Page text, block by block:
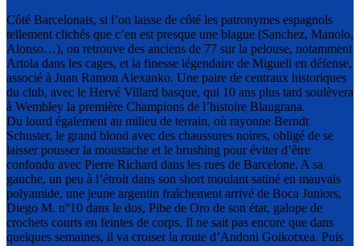
Côté Barcelonais, si l’on laisse de côté les patronymes espagnols
tellement clichés que c’en est presque une blague (Sanchez, Manolo,
Alonso…), on retrouve des anciens de 77 sur la pelouse, notamment
Artola dans les cages, et la finesse légendaire de Migueli en défense,
associé à Juan Ramon Alexanko. Une paire de centraux historiques
du club, avec le Hervé Villard basque, qui 10 ans plus tard soulèvera
à Wembley la première Champions de l’histoire Blaugrana.
Du lourd également au milieu de terrain, où rayonne Berndt
Schuster, le grand blond avec des chaussures noires, obligé de se
laisser pousser la moustache et le brushing pour éviter d’être
confondu avec Pierre Richard dans les rues de Barcelone. A sa
gauche, un peu à l’étroit dans son short moulant satiné en mauvais
polyamide, une jeune argentin fraîchement arrivé de Boca Juniors,
Diego M. n°10 dans le dos, Pibe de Oro de son état, galope de
crochets courts en feintes de corps. Il ne sait pas encore que dans
quelques semaines, il va croiser la route d’Andoni Goikotxea. Puis